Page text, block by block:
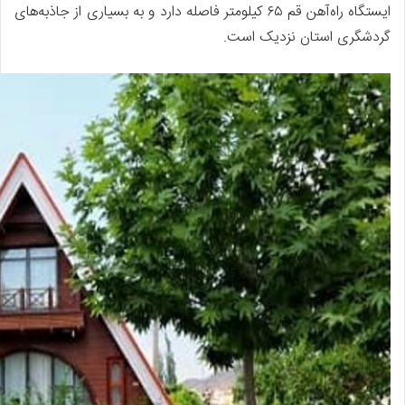
ایستگاه راه‌آهن قم ۶۵ کیلومتر فاصله دارد و به بسیاری از جاذبه‌های
گردشگری استان نزدیک است.